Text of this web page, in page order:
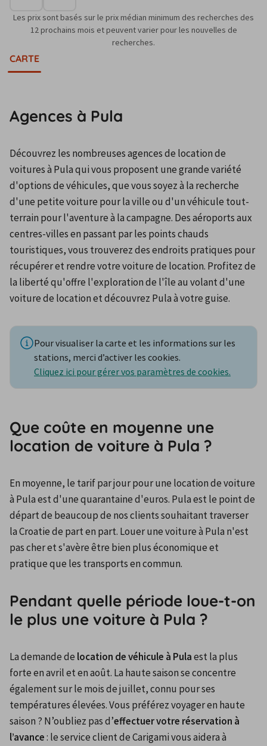
Les prix sont basés sur le prix médian minimum des recherches des
12 prochains mois et peuvent varier pour les nouvelles de
recherches.
CARTE
Agences à Pula
Découvrez les nombreuses agences de location de
voitures à Pula qui vous proposent une grande variété
d'options de véhicules, que vous soyez à la recherche
d'une petite voiture pour la ville ou d'un véhicule tout-
terrain pour l'aventure à la campagne. Des aéroports aux
centres-villes en passant par les points chauds
touristiques, vous trouverez des endroits pratiques pour
récupérer et rendre votre voiture de location. Profitez de
la liberté qu'offre l'exploration de l'île au volant d'une
voiture de location et découvrez Pula à votre guise.
Pour visualiser la carte et les informations sur les
stations, merci d’activer les cookies.
Cliquez ici pour gérer vos paramètres de cookies.
Que coûte en moyenne une
location de voiture à Pula ?
En moyenne, le tarif par jour pour une location de voiture
à Pula est d'une quarantaine d'euros. Pula est le point de
départ de beaucoup de nos clients souhaitant traverser
la Croatie de part en part. Louer une voiture à Pula n'est
pas cher et s'avère être bien plus économique et
pratique que les transports en commun.
Pendant quelle période loue-t-on
le plus une voiture à Pula ?
La demande de location de véhicule à Pula est la plus
forte en avril et en août. La haute saison se concentre
également sur le mois de juillet, connu pour ses
températures élevées. Vous préférez voyager en haute
saison ? N’oubliez pas d’effectuer votre réservation à
l’avance : le service client de Carigami vous aidera à